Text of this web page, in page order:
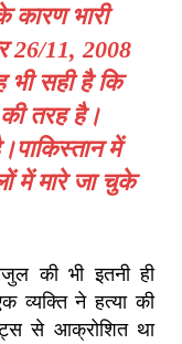
भारी
26/11, 2008
सही है कि
तरह है।
में
में मारे जा चुके
की भी इतनी ही
व्यक्ति ने हत्या की
से आक्रोशित था